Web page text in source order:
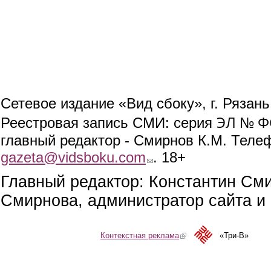
Сетевое издание «Вид сбоку», г.
Реестровая запись СМИ: серия ЭЛ №
главный редактор - Смирнов К.М.
gazeta@vidsboku.com (link sends e-mail)
. 18+
Главный редактор: Константин
Смирнова, администратор сайта
Контекстная реклама(link is external)«Три-В»